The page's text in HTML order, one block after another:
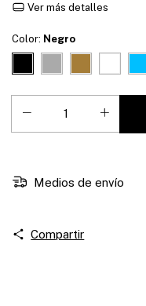
Ver más detalles
Color: Negro
Medios de envío
Compartir